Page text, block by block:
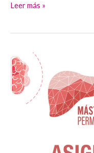
Leer más »
A6_Cirrosis
III